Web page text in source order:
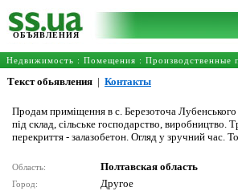
ОБЪЯВЛЕНИЯ
Недвижимость : Помещения : Производственные
Текст обьявления | Контакты
Продам приміщення в с. Березоточа Лубенського
під склад, сільське господарство, виробництво.
перекриття - залазобетон. Огляд у зручний час.
Область: Полтавская область
Город: Другое